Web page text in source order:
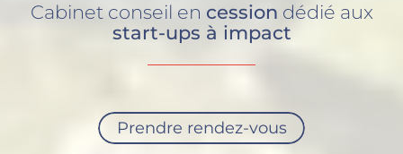
Cabinet conseil en cession dédié aux
start-ups à impact
Prendre rendez-vous